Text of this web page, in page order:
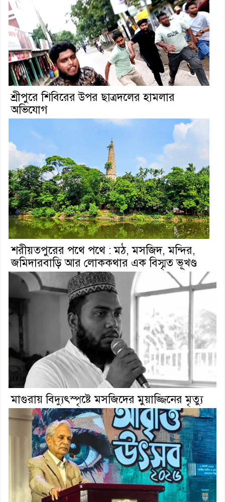
শ্রীপুরে শিবিরের উপর ছাত্রদলের হামলার
অভিযোগ
শরীয়তপুরের পথে পথে : মঠ, মসজিদ, মন্দির,
জমিদারবাড়ি আর লোককথার এক বিস্মৃত ভূখণ্ড
মাগুরায় বিদ্যুৎস্পৃষ্টে মসজিদের মুয়াজ্জিনের মৃত্যু